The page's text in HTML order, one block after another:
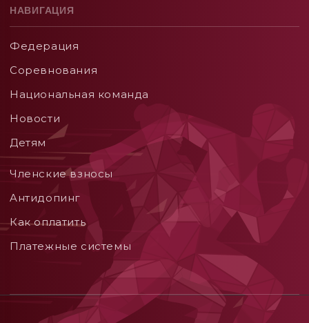
НАВИГАЦИЯ
Федерация
Соревнования
Национальная команда
Новости
Детям
Членские взносы
Aнтидопинг
Как оплатить
Платежные системы